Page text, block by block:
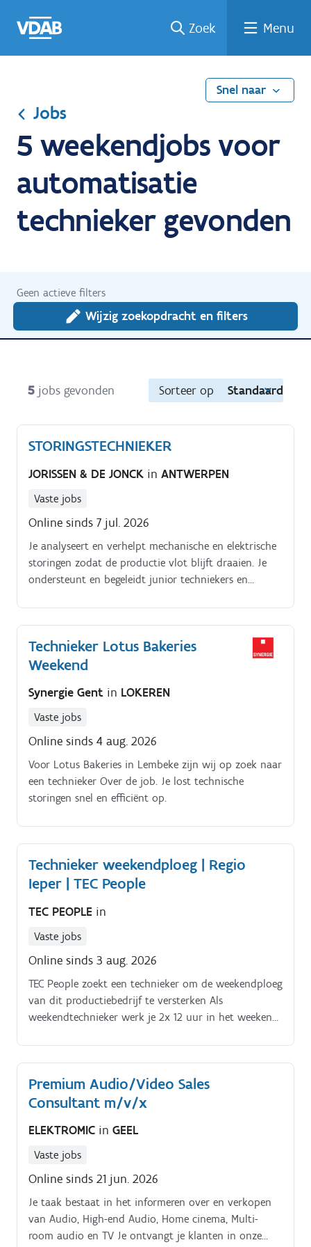
naar
een
een
job
naar
Zoek Menu
Snel naar
Jobs
5 weekendjobs voor
automatisatie
technieker gevonden
Geen actieve filters
Wijzig zoekopdracht en filters
5 jobs gevonden Sorteer op Standaard
STORINGSTECHNIEKER
JORISSEN & DE JONCK in ANTWERPEN
Vaste jobs
Online sinds 7 jul. 2026
Je analyseert en verhelpt mechanische en elektrische
storingen zodat de productie vlot blijft draaien. Je
ondersteunt en begeleidt junior techniekers en
Technieker Lotus Bakeries
Weekend
Synergie Gent in LOKEREN
Vaste jobs
Online sinds 4 aug. 2026
Voor Lotus Bakeries in Lembeke zijn wij op zoek naar
een technieker Over de job. Je lost technische
storingen snel en efficiënt op.
Technieker weekendploeg | Regio
Ieper | TEC People
TEC PEOPLE in
Vaste jobs
Online sinds 3 aug. 2026
TEC People zoekt een technieker om de weekendploeg
van dit productiebedrijf te versterken Als
weekendtechnieker werk je 2x 12 uur in het weekend,
jouw collega's sta je als weekendtechnieker in voor
het optimaal functioneren van de productie
installaties Jouw takenpakket als technieker
weekendploeg?. Het preventief uitvoeren van
Premium Audio/Video Sales
Consultant m/v/x
ELEKTROMIC in GEEL
Vaste jobs
Online sinds 21 jun. 2026
Je taak bestaat in het informeren over en verkopen
van Audio, High-end Audio, Home cinema, Multi-
room audio en TV Je ontvangt je klanten in onze